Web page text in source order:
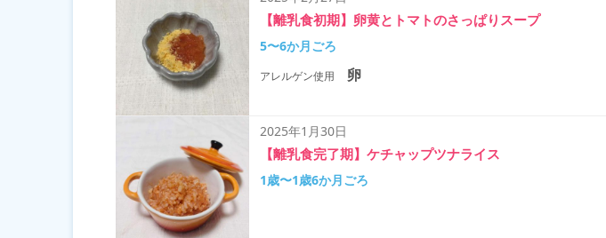
【離乳食初期】卵黄とトマトのさっぱりスープ
5〜6か月ごろ
アレルゲン使用 卵
2025年1月30日
【離乳食完了期】ケチャップツナライス
1歳〜1歳6か月ごろ